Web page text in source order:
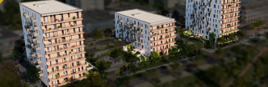
Novinky
Postup koupě a financování
LOKALITA
CENÍK